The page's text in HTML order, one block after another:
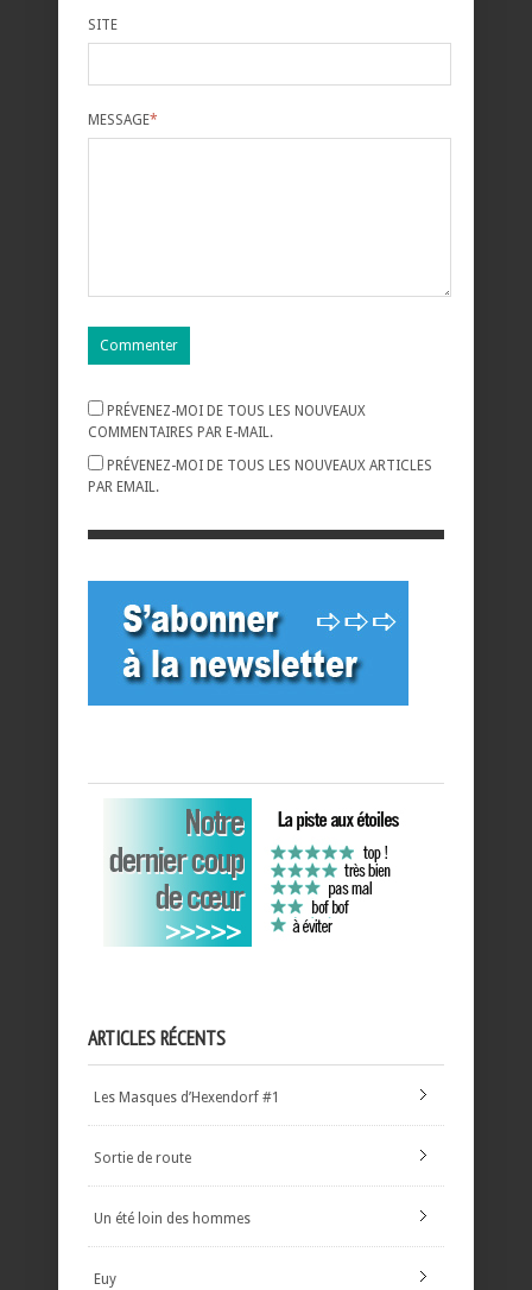
SITE
MESSAGE*
PRÉVENEZ-MOI DE TOUS LES NOUVEAUX
COMMENTAIRES PAR E-MAIL.
PRÉVENEZ-MOI DE TOUS LES NOUVEAUX ARTICLES
PAR EMAIL.
ARTICLES RÉCENTS
Les Masques d’Hexendorf #1
Sortie de route
Un été loin des hommes
Euy